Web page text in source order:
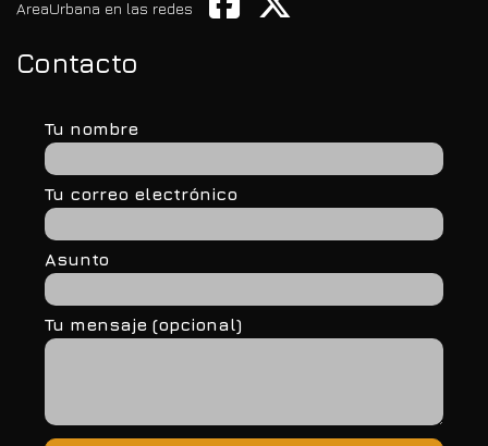
AreaUrbana en las redes
Contacto
Tu nombre
Tu correo electrónico
Asunto
Tu mensaje (opcional)